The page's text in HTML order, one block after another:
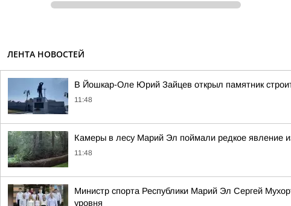
ЛЕНТА НОВОСТЕЙ
В Йошкар-Оле Юрий Зайцев открыл памятник
11:48
Камеры в лесу Марий Эл поймали редкое явление
11:48
Министр спорта Республики Марий Эл Сергей
уровня